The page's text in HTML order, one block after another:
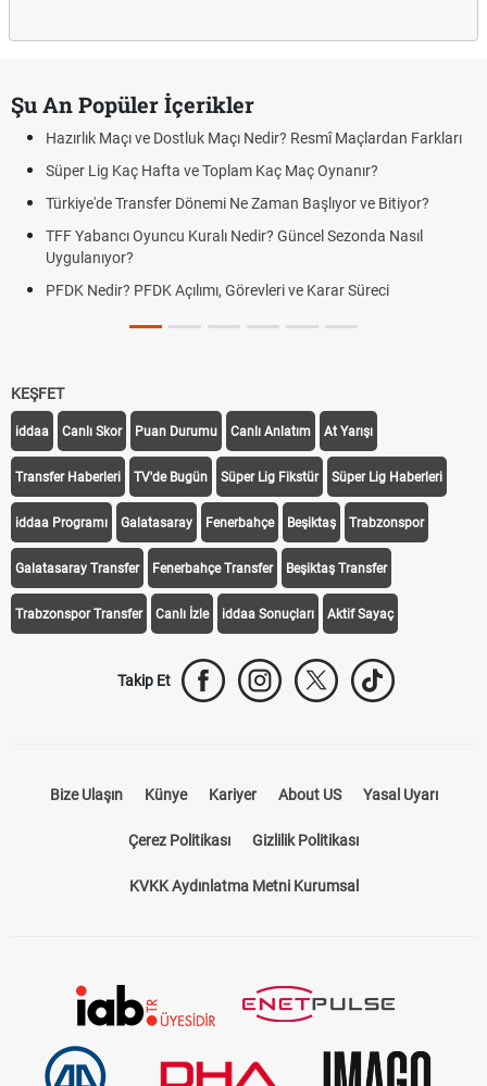
Şu An Popüler İçerikler
Hazırlık Maçı ve Dostluk Maçı Nedir? Resmî Maçlardan Farkları
Süper Lig Kaç Hafta ve Toplam Kaç Maç Oynanır?
Türkiye'de Transfer Dönemi Ne Zaman Başlıyor ve Bitiyor?
TFF Yabancı Oyuncu Kuralı Nedir? Güncel Sezonda Nasıl
Uygulanıyor?
PFDK Nedir? PFDK Açılımı, Görevleri ve Karar Süreci
KEŞFET
iddaa Canlı Skor Puan Durumu Canlı Anlatım At Yarışı
Transfer Haberleri TV'de Bugün Süper Lig Fikstür Süper Lig Haberleri
iddaa Programı Galatasaray Fenerbahçe Beşiktaş Trabzonspor
Galatasaray Transfer Fenerbahçe Transfer Beşiktaş Transfer
Trabzonspor Transfer Canlı İzle iddaa Sonuçları Aktif Sayaç
Takip Et
Bize Ulaşın Künye Kariyer About US Yasal Uyarı
Çerez Politikası Gizlilik Politikası
KVKK Aydınlatma Metni Kurumsal